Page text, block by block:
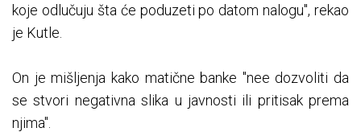
koje odlučuju šta će poduzeti po datom nalogu", rekao
je Kutle.
On je mišljenja kako matične banke "nee dozvoliti da
se stvori negativna slika u javnosti ili pritisak prema
njima".